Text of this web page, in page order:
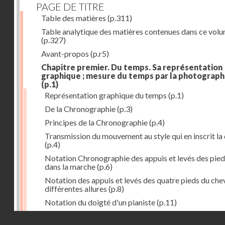
PAGE DE TITRE
Table des matières (p.311)
Table analytique des matières contenues dans ce
(p.327)
Avant-propos (p.r5)
Chapitre premier. Du temps. Sa représentation
graphique ; mesure du temps par la
(p.1)
Représentation graphique du temps (p.1)
De la Chronographie(p.3)
Principes de la Chronographie(p.4)
Transmission du mouvement au style qui en inscrit la
(p.4)
Notation Chronographie des appuis et levés des
dans la marche(p.6)
Notation des appuis et levés des quatre pieds du
différentes allures (p.8)
Notation du doigté d'un pianiste(p.11)